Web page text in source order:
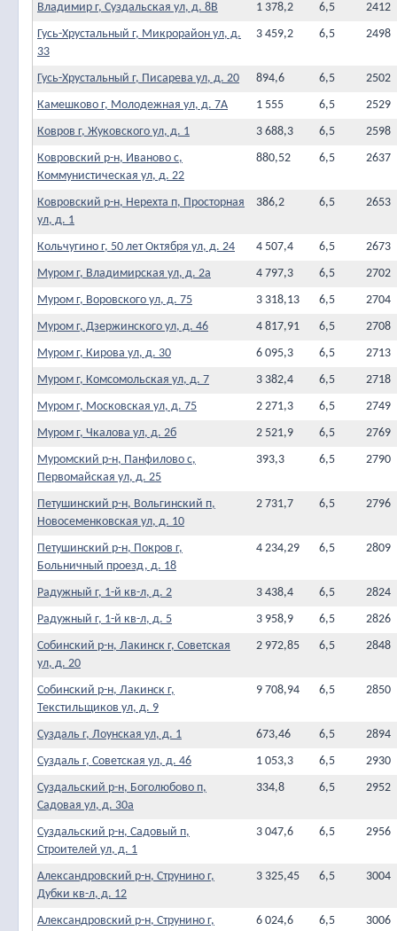
Владимир г, Суздальская ул, д. 8В
1 378,2 6,5
2412
Гусь-Хрустальный г, Микрорайон ул, д.
33
3 459,2 6,5 2498
Гусь-Хрустальный г, Писарева ул, д. 20 894,6 6,5
2502
Камешково г, Молодежная ул, д. 7А
1 555 6,5
2529
Ковров г, Жуковского ул, д. 1
3 688,3 6,5
2598
Ковровский р-н, Иваново с,
Коммунистическая ул, д. 22
880,52 6,5 2637
Ковровский р-н, Нерехта п, Просторная
ул, д. 1
386,2 6,5 2653
Кольчугино г, 50 лет Октября ул, д. 24 4 507,4 6,5
2673
Муром г, Владимирская ул, д. 2а
4 797,3 6,5
2702
Муром г, Воровского ул, д. 75
3 318,13 6,5
2704
Муром г, Дзержинского ул, д. 46
4 817,91 6,5
2708
Муром г, Кирова ул, д. 30
6 095,3 6,5
2713
Муром г, Комсомольская ул, д. 7
3 382,4 6,5
2718
Муром г, Московская ул, д. 75
2 271,3 6,5
2749
Муром г, Чкалова ул, д. 2б
2 521,9 6,5
2769
Муромский р-н, Панфилово с,
Первомайская ул, д. 25
393,3 6,5 2790
Петушинский р-н, Вольгинский п,
Новосеменковская ул, д. 10
2 731,7 6,5 2796
Петушинский р-н, Покров г,
Больничный проезд, д. 18
4 234,29 6,5 2809
Радужный г, 1-й кв-л, д. 2 3 438,4 6,5
2824
Радужный г, 1-й кв-л, д. 5
3 958,9 6,5
2826
Собинский р-н, Лакинск г, Советская
ул, д. 20
2 972,85 6,5 2848
Собинский р-н, Лакинск г,
Текстильщиков ул, д. 9
9 708,94 6,5 2850
Суздаль г, Лоунская ул, д. 1 673,46 6,5
2894
Суздаль г, Советская ул, д. 46
1 053,3 6,5
2930
Суздальский р-н, Боголюбово п,
Садовая ул, д. 30а
334,8 6,5 2952
Суздальский р-н, Садовый п,
Строителей ул, д. 1
3 047,6 6,5 2956
Александровский р-н, Струнино г,
Дубки кв-л, д. 12
3 325,45 6,5 3004
Александровский р-н, Струнино г, 6 024,6 6,5 3006